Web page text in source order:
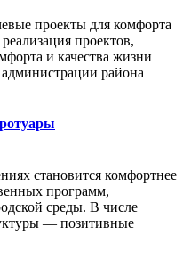
проекты для комфорта
проектов,
и качества жизни
района
становится комфортнее
программ,
среды. В числе
— позитивные